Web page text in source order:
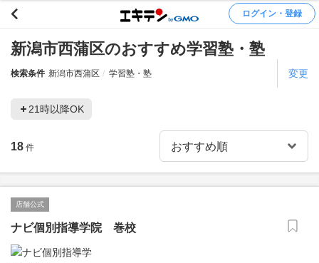
ログイン・登録
新潟市西蒲区のおすすめ学習塾・塾
検索条件 新潟市西蒲区 学習塾・塾 変更
21時以降OK
18 件
店舗公式
ナビ個別指導学院 巻校